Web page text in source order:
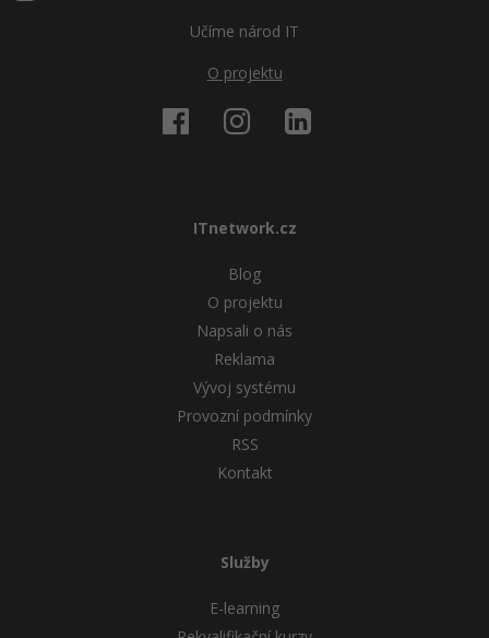
Učíme národ IT
O projektu
ITnetwork.cz
Blog
O projektu
Napsali o nás
Reklama
Vývoj systému
Provozní podmínky
RSS
Kontakt
Služby
E-learning